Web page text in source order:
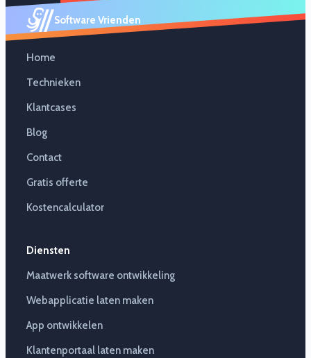
Software Vrienden
Home
Technieken
Klantcases
Blog
Contact
Gratis offerte
Kostencalculator
Diensten
Maatwerk software ontwikkeling
Webapplicatie laten maken
App ontwikkelen
Klantenportaal laten maken